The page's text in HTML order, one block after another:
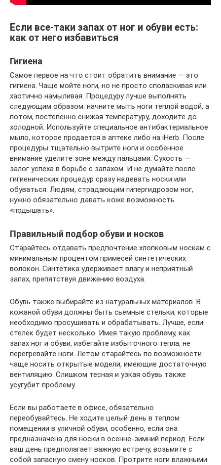
Если все-таки запах от ног и обуви есть:
как от него избавиться
Гигиена
Самое первое на что стоит обратить внимание — это
гигиена. Чаще мойте ноги, но не просто споласкивая или
хаотично намыливая. Процедуру лучше выполнять
следующим образом: начните мыть ноги теплой водой, а
потом, постепенно снижая температуру, доходите до
холодной. Используйте специальное антибактериальное
мыло, которое продается в аптеке либо на iHerb. После
процедуры тщательно вытрите ноги и особенное
внимание уделите зоне между пальцами. Сухость —
залог успеха в борьбе с запахом. И не думайте после
гигиенических процедур сразу надевать носки или
обуваться. Людям, страдающим гипергидрозом ног,
нужно обязательно давать коже возможность
«подышать».
Правильный подбор обуви и носков
Старайтесь отдавать предпочтение хлопковым носкам с
минимальным процентом примесей синтетических
волокон. Синтетика удерживает влагу и неприятный
запах, препятствуя движению воздуха.
Обувь также выбирайте из натуральных материалов. В
кожаной обуви должны быть сьемные стельки, которые
необходимо просушивать и обрабатывать. Лучше, если
стелек будет несколько. Имея такую проблему, как
запах ног и обуви, избегайте избыточного тепла, не
перегревайте ноги. Летом старайтесь по возможности
чаще носить открытые модели, имеющие достаточную
вентиляцию. Слишком тесная и узкая обувь также
усугубит проблему.
Если вы работаете в офисе, обязательно
переобувайтесь. Не ходите целый день в теплом
помещении в уличной обуви, особенно, если она
предназначена для носки в осенне-зимний период. Если
ваш день предполагает важную встречу, возьмите с
собой запасную смену носков. Протрите ноги влажными